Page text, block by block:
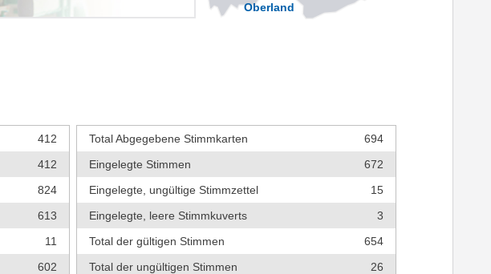
Oberland
412
412
824
613
11
602
Total Abgegebene Stimmkarten
694
Eingelegte Stimmen
672
Eingelegte, ungültige Stimmzettel
15
Eingelegte, leere Stimmkuverts
3
Total der gültigen Stimmen
654
Total der ungültigen Stimmen
26